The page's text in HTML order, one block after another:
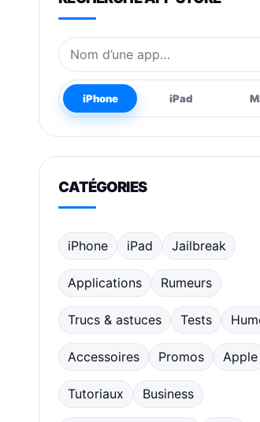
Nom de l’application
iPhone iPad
CATÉGORIES
iPhone iPad Jailbreak
Applications Rumeurs
Trucs & astuces Tests
Accessoires Promos Apple
Tutoriaux Business